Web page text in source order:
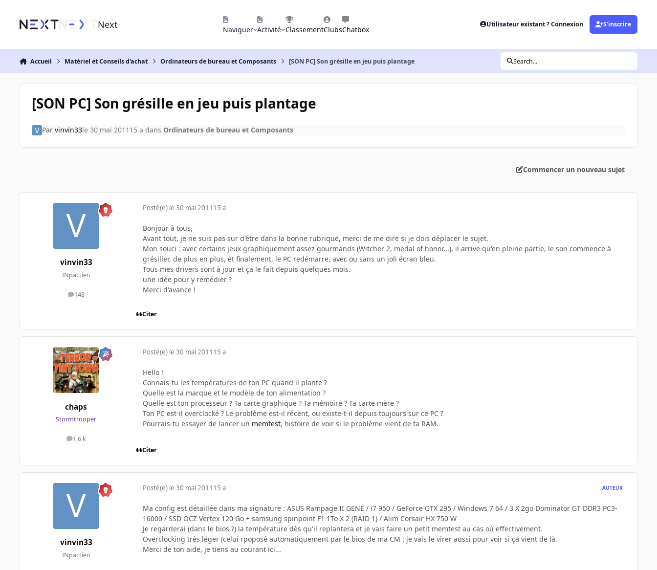
Next Naviguer Activité ClassementClubsChatbox
Utilisateur existant ? Connexion S’inscrire
Accueil Matériel et Conseils d'achat Ordinateurs de bureau et Composants [SON PC] Son grésille en jeu puis plantage Search...
[SON PC] Son grésille en jeu puis plantage
Par vinvin33le 30 mai 2011 15 a dans Ordinateurs de bureau et Composants
Commencer un nouveau sujet
vinvin33
INpactien
148
messages
Posté(e) le 30 mai 2011 15 a
Bonjour à tous,
Avant tout, je ne suis pas sur d'être dans la bonne rubrique, merci de me dire si je dois déplacer le sujet.
Mon souci : avec certains jeux graphiquement assez gourmands (Witcher 2, medal of honor...), il arrive qu'en pleine partie, le son commence à
grésiller, de plus en plus, et finalement, le PC redémarre, avec ou sans un joli écran bleu.
Tous mes drivers sont à jour et ça le fait depuis quelques mois.
une idée pour y remédier ?
Merci d'avance !
Citer
chaps
Stormtrooper
1,6 k
messages
Posté(e) le 30 mai 2011 15 a
Hello !
Connais-tu les températures de ton PC quand il plante ?
Quelle est la marque et le modèle de ton alimentation ?
Quelle est ton processeur ? Ta carte graphique ? Ta mémoire ? Ta carte mère ?
Ton PC est-il overclocké ? Le problème est-il récent, ou existe-t-il depuis toujours sur ce PC ?
Pourrais-tu essayer de lancer un memtest, histoire de voir si le problème vient de ta RAM.
Citer
vinvin33
INpactien
Posté(e) le 30 mai 2011 15 a AUTEUR
Ma config est détaillée dans ma signature : ASUS Rampage II GENE / i7 950 / GeForce GTX 295 / Windows 7 64 / 3 X 2go Dominator GT DDR3 PC3-
16000 / SSD OCZ Vertex 120 Go + samsung spinpoint F1 1To X 2 (RAID 1) / Alim Corsair HX 750 W
Je regarderai (dans le bios ?) la température dès qu'il replantera et je vais faire un petit memtest au cas où effectivement.
Overclocking très léger (celui rpoposé automatiquement par le bios de ma CM : je vais le virer aussi pour voir si ça vient de là.
Merci de ton aide, je tiens au courant ici...